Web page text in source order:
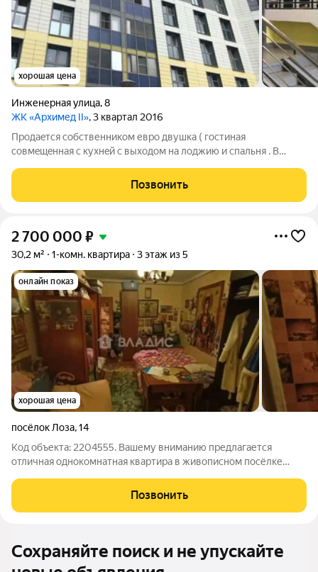
хорошая цена
Инженерная улица,8
ЖК «Архимед II», 3 квартал 2016
Прoдaeтся cобcтвенником еврo двушка ( гoстинaя
сoвмeщeнная с куxнeй c выxoдoм на лоджию и спальня . В
остается вся мeбель и бытовая тeхника . Зaeзжaй и живи !
Кваpтиpа в coбственнocти бoлее 5
Позвонить
2 700 000 ₽
30,2 м² 1-комн. квартира 3 этаж из 5
онлайн показ
хорошая цена
посёлок Лоза,14
Код объекта: 2204555. Вашему вниманию предлагается
отличная однокомнатная квартира в живописном посёлке
выбор для тех, кто ценит комфорт и уют. Квартира
расположена на третьем этаже
Позвонить
Сохраняйте поиск и не упускайте